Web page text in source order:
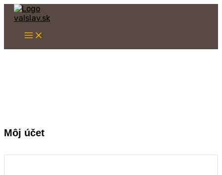
Preskočiť
obsah
Main
Menu
Môj účet
Povinné